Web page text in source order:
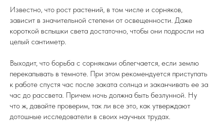
Известно, что рост растений, в том числе и сорняков,
зависит в значительной степени от освещенности. Даже
короткой вспышки света достаточно, чтобы они подросли на
целый сантиметр.
Выходит, что борьба с сорняками облегчается, если землю
перекапывать в темноте. При этом рекомендуется приступать
к работе спустя час после заката солнца и заканчивать ее за
час до рассвета. Причем ночь должна быть безлунной. Ну
что ж, давайте проверим, так ли все это, как утверждают
дотошные исследователи в своих научных трудах.